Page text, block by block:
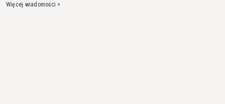
Więcej wiadomości >